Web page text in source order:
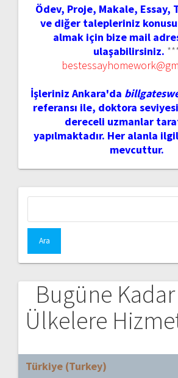
Ödev, Proje, Makale, Essay,
ve diğer talepleriniz
almak için bize mail
ulaşabilirsiniz.
İşleriniz Ankara'da
referansı ile, doktora
dereceli uzmanlar
yapılmaktadır. Her alanla
mevcuttur.
Bugüne
Ülkelere
Türkiye (Turkey)